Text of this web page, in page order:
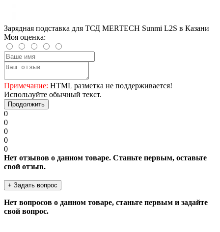
Зарядная подставка для ТСД MERTECH Sunmi L2S в Казани
Моя оценка:
Примечание: HTML разметка не поддерживается!
Используйте обычный текст.
Продолжить
0
0
0
0
0
Нет отзывов о данном товаре. Станьте первым, оставьте
свой отзыв.
+ Задать вопрос
Нет вопросов о данном товаре, станьте первым и задайте
свой вопрос.